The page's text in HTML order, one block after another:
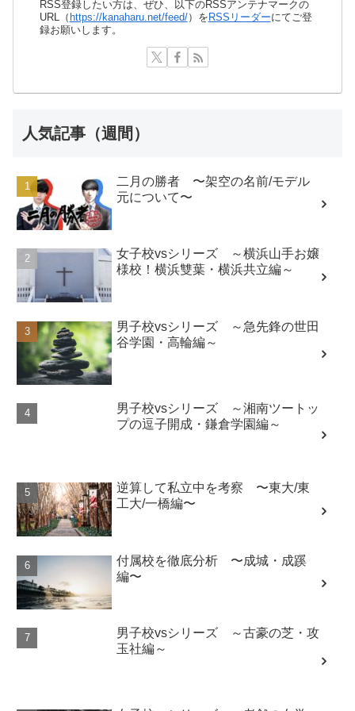
RSS登録したい方は、ぜひ、以下のRSSアンテナマークの
URL（ https://kanaharu.net/feed/）を RSSリーダーにてご登
録お願いします。
人気記事（週間）
二月の勝者 〜架空の名前/モデル
元について〜
女子校vsシリーズ ～横浜山手お嬢
様校！横浜雙葉・横浜共立編～
男子校vsシリーズ ～急先鋒の世田
谷学園・高輪編～
男子校vsシリーズ ～湘南ツートッ
プの逗子開成・鎌倉学園編～
逆算して私立中を考察 〜東大/東
工大/一橋編〜
付属校を徹底分析 〜成城・成蹊
編〜
男子校vsシリーズ ～古豪の芝・攻
玉社編～